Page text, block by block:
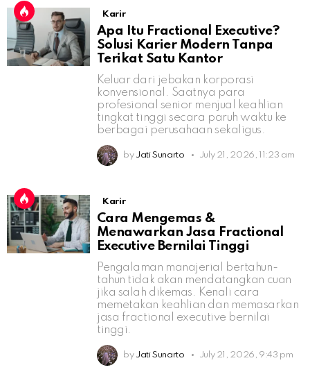
Karir
Apa Itu Fractional Executive?
Solusi Karier Modern Tanpa
Terikat Satu Kantor
Keluar dari jebakan korporasi
konvensional. Saatnya para
profesional senior menjual keahlian
tingkat tinggi secara paruh waktu ke
berbagai perusahaan sekaligus.
by Jati Sunarto July 21, 2026, 11:23 am
Karir
Cara Mengemas &
Menawarkan Jasa Fractional
Executive Bernilai Tinggi
Pengalaman manajerial bertahun-
tahun tidak akan mendatangkan cuan
jika salah dikemas. Kenali cara
memetakan keahlian dan memasarkan
jasa fractional executive bernilai
tinggi.
by Jati Sunarto July 21, 2026, 9:43 pm